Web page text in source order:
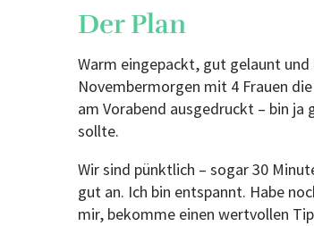
Der Plan
Warm eingepackt, gut gelaunt
Novembermorgen mit 4 Frauen
am Vorabend ausgedruckt – bin
sollte.
Wir sind pünktlich – sogar 30
gut an. Ich bin entspannt. Habe
mir, bekomme einen wertvollen